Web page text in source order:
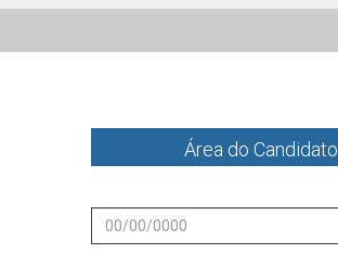
Área do Candidato